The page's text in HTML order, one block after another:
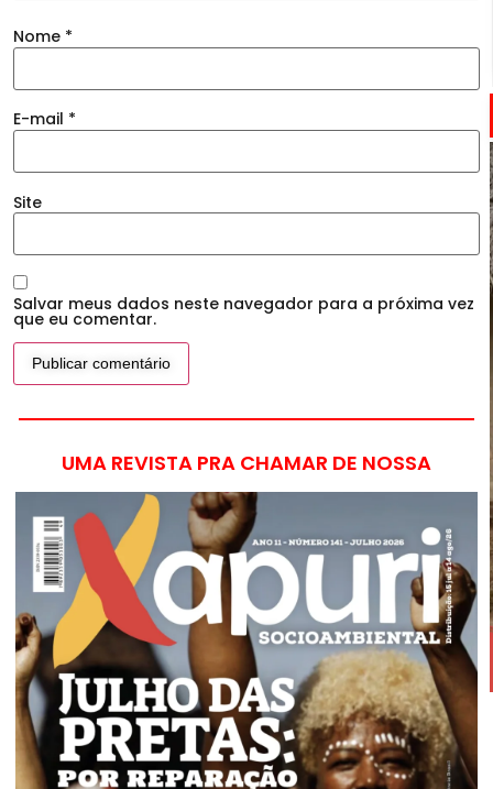
Nome *
E-mail *
Site
Salvar meus dados neste navegador para a próxima vez
que eu comentar.
UMA REVISTA PRA CHAMAR DE NOSSA